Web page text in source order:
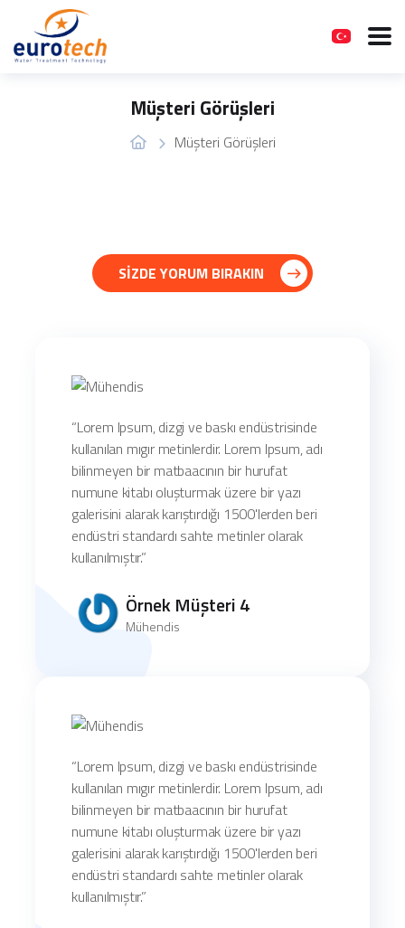
Müşteri Görüşleri
Müşteri Görüşleri
SİZDE YORUM BIRAKIN
“Lorem Ipsum, dizgi ve baskı endüstrisinde
kullanılan mıgır metinlerdir. Lorem Ipsum, adı
bilinmeyen bir matbaacının bir hurufat
numune kitabı oluşturmak üzere bir yazı
galerisini alarak karıştırdığı 1500'lerden beri
endüstri standardı sahte metinler olarak
kullanılmıştır.”
Örnek Müşteri 4
Mühendis
“Lorem Ipsum, dizgi ve baskı endüstrisinde
kullanılan mıgır metinlerdir. Lorem Ipsum, adı
bilinmeyen bir matbaacının bir hurufat
numune kitabı oluşturmak üzere bir yazı
galerisini alarak karıştırdığı 1500'lerden beri
endüstri standardı sahte metinler olarak
kullanılmıştır.”